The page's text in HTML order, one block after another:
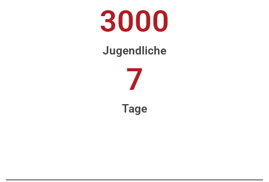
Jugendliche
3000
Tage
7